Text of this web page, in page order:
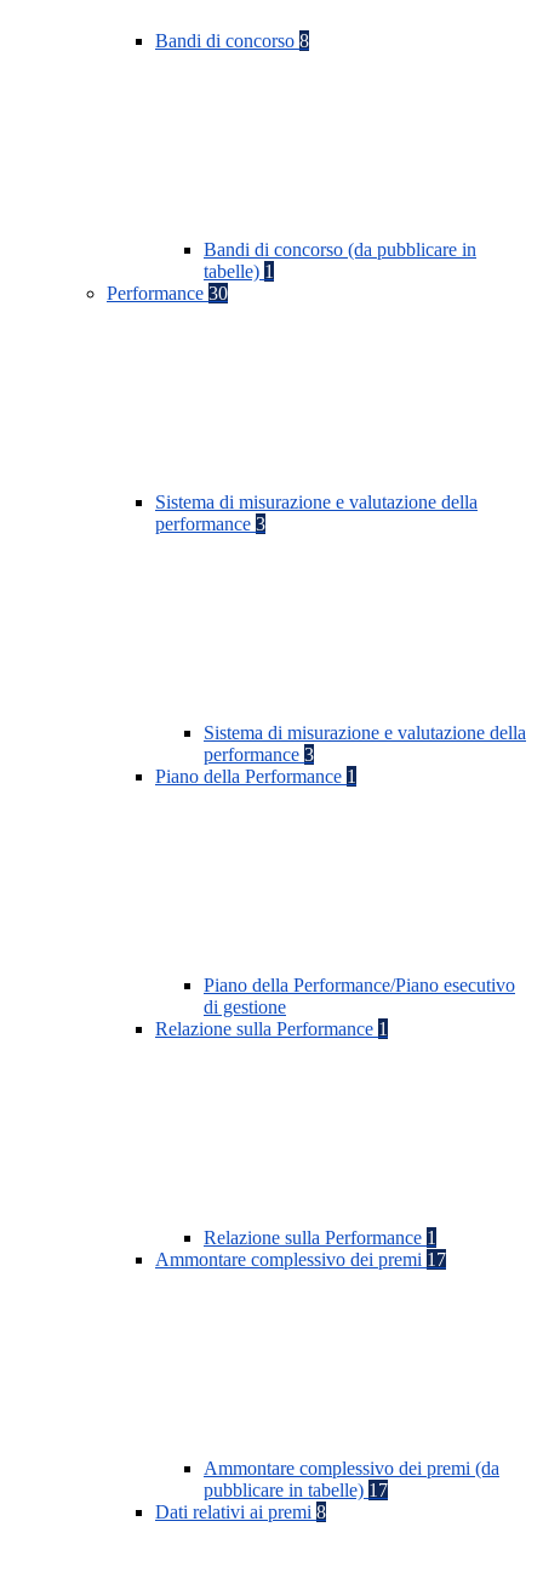
Bandi di concorso 8
Bandi di concorso (da pubblicare in
tabelle) 1
Performance 30
Sistema di misurazione e valutazione della
performance 3
Sistema di misurazione e valutazione della
performance 3
Piano della Performance 1
Piano della Performance/Piano esecutivo
di gestione
Relazione sulla Performance 1
Relazione sulla Performance 1
Ammontare complessivo dei premi 17
Ammontare complessivo dei premi (da
pubblicare in tabelle) 17
Dati relativi ai premi 8